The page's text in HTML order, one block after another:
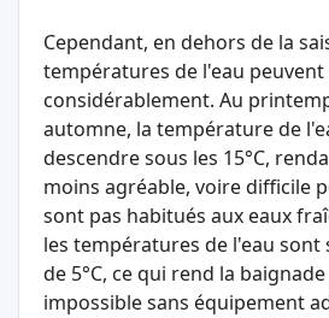
Cependant, en dehors de la
températures de l'eau
considérablement. Au
automne, la température de
descendre sous les 15°C,
moins agréable, voire difficile
sont pas habitués aux eaux
les températures de l'eau sont
de 5°C, ce qui rend la
impossible sans équipement